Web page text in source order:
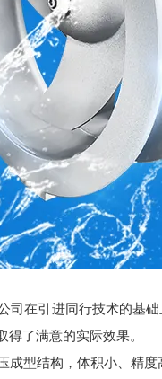
司在引进同行技术的基
了满意的实际效果。
型结构，体积小、精